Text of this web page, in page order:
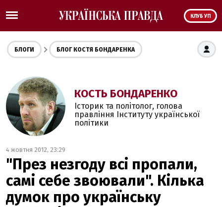
КЛУБ УП
БЛОГИ БЛОГ КОСТЯ БОНДАРЕНКА
КОСТЬ БОНДАРЕНКО
Історик та політолог, голова
правління Інституту української
політики
4 жовтня 2012, 23:29
"През незгоду всі пропали,
самі себе звоювали". Кілька
думок про українську